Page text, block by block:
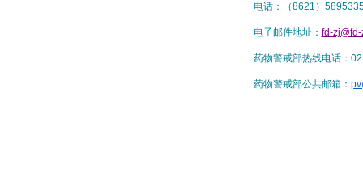
电话：（8621）
电子邮件地址： fd-
药物警戒部热线电话：
药物警戒部公共邮箱：